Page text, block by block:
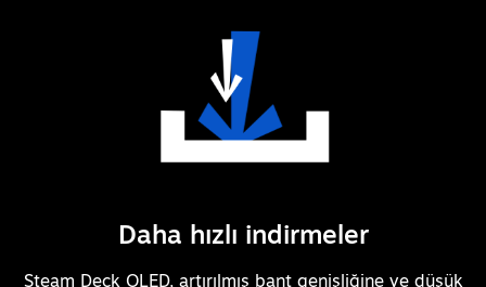
Daha hızlı indirmeler
Steam Deck OLED, artırılmış bant genişliğine ve düşük